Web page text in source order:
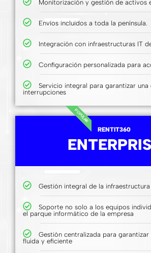
Monitorización y gestión de activos
Envíos incluidos a toda la península.
Integración con infraestructuras IT
Configuración personalizada para
Servicio integral para garantizar una
interrupciones
POPULAR
RENTIT360
Gestión integral de la infraestructura
Soporte no solo a los equipos
el parque informático de la empresa
Gestión centralizada para
fluida y eficiente